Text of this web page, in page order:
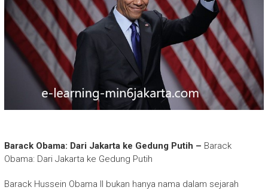
Barack Obama: Dari Jakarta ke Gedung Putih – Barack
Obama: Dari Jakarta ke Gedung Putih
Barack Hussein Obama II bukan hanya nama dalam sejarah